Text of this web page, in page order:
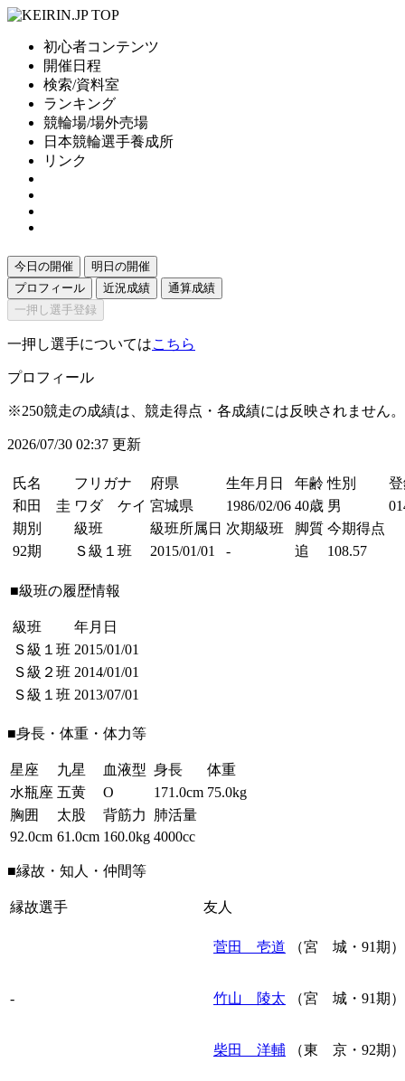
初心者コンテンツ
開催日程
検索/資料室
ランキング
競輪場/場外売場
日本競輪選手養成所
リンク
今日の開催
明日の開催
プロフィール
近況成績
通算成績
一押し選手登録
一押し選手についてはこちら
プロフィール
※250競走の成績は、競走得点・各成績には反映されません。
2026/07/30 02:37 更新
氏名 フリガナ 府県 生年月日 年齢 性別
和田 圭 ワダ ケイ 宮城県 1986/02/06 40歳 男
期別
級班 級班所属日 次期級班 脚質 今期得点
92期
Ｓ級１班 2015/01/01 - 追 108.57
■級班の履歴情報
級班
年月日
Ｓ級１班 2015/01/01
Ｓ級２班 2014/01/01
Ｓ級１班 2013/07/01
■身長・体重・体力等
星座 九星 血液型 身長
体重
水瓶座 五黄 O 171.0cm 75.0kg
胸囲
太股 背筋力
肺活量
92.0cm 61.0cm 160.0kg 4000cc
■縁故・知人・仲間等
縁故選手 友人
-
菅田 壱道 （宮 城・91期）
竹山 陵太 （宮 城・91期）
柴田 洋輔 （東 京・92期）